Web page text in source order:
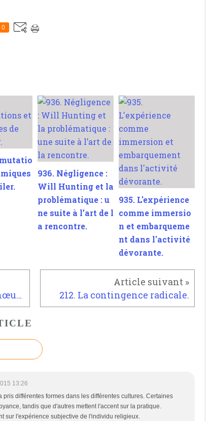
0
936. Négligence :
Will Hunting et la
problématique : u
ne suite à l’art de l
a rencontre.
935. L'expérience
comme immersio
n et embarqueme
nt dans l'activité
dévorante.
210. Merleau-Ponty et les nœuds de pensée : supprimer les invisibles absolus. 212. La contingence radicale.
13:26
différentes formes dans les différentes cultures. Certaines
tandis que d'autres mettent l'accent sur la pratique.
sur l'expérience subjective de l'individu religieux.